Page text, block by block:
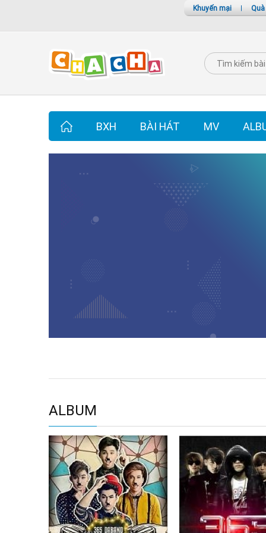
Khuyến mại |
BXH BÀI HÁT MV
ALBUM